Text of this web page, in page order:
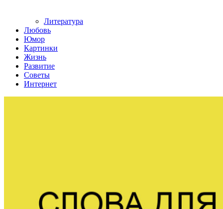
Литература
Любовь
Юмор
Картинки
Жизнь
Развитие
Советы
Интернет